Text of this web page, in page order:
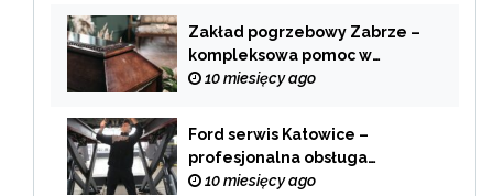
Zakład pogrzebowy Zabrze –
kompleksowa pomoc w
trudnych chwilach
10 miesięcy ago
Ford serwis Katowice –
profesjonalna obsługa
Twojego samochodu
10 miesięcy ago